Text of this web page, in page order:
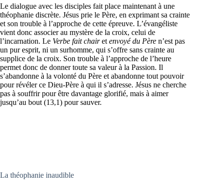
Le dialogue avec les disciples fait place maintenant à une
théophanie discrète. Jésus prie le Père, en exprimant sa crainte
et son trouble à l’approche de cette épreuve. L’évangéliste
vient donc associer au mystère de la croix, celui de
l’incarnation. Le Verbe fait chairet envoyé du Père n’est pas
un pur esprit, ni un surhomme, qui s’offre sans crainte au
supplice de la croix. Son trouble à l’approche de l’heure
permet donc de donner toute sa valeur à la Passion. Il
s’abandonne à la volonté du Père et abandonne tout pouvoir
pour révéler ce Dieu-Père à qui il s’adresse. Jésus ne cherche
pas à souffrir pour être davantage glorifié, mais à aimer
jusqu’au bout (13,1) pour sauver.
La théophanie inaudible